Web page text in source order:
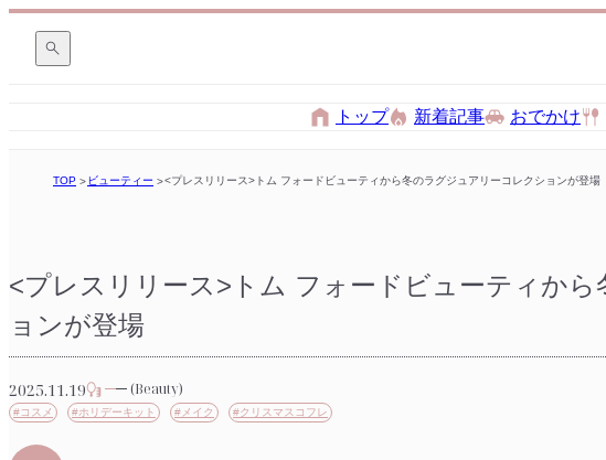
トップ 新着記事 おでかけ
TOP ビューティー <プレスリリース>トム フォードビューティから冬のラグジュアリーコレクションが登場
<プレスリリース>トム フォードビューティか
ョンが登場
2025.11.19 (Beauty)
#コスメ #ホリデーキット #メイク #クリスマスコフレ